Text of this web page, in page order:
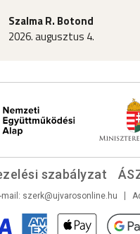
Szalma R. Botond
2026. augusztus 4.
szabályzat
mail: szerk@ujvarosonline.hu